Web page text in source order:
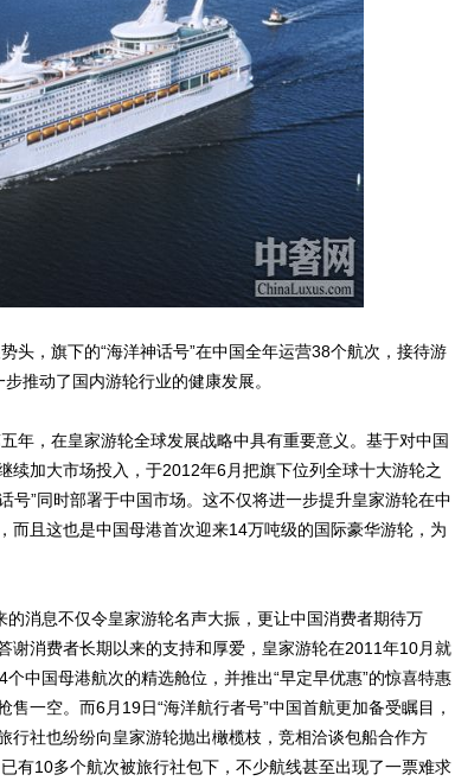
，旗下的“海洋神话号”在中国全年运营38个航次，接待游
推动了国内游轮行业的健康发展。
，在皇家游轮全球发展战略中具有重要意义。基于对中国
续加大市场投入，于2012年6月把旗下位列全球十大游轮之
号”同时部署于中国市场。这不仅将进一步提升皇家游轮在中
而且这也是中国母港首次迎来14万吨级的国际豪华游轮，为
消息不仅令皇家游轮名声大振，更让中国消费者期待万
谢消费者长期以来的支持和厚爱，皇家游轮在2011年10月就
中国母港航次的精选舱位，并推出“早定早优惠”的惊喜特惠
一空。而6月19日“海洋航行者号”中国首航更加备受瞩目，
行社也纷纷向皇家游轮抛出橄榄枝，竞相洽谈包船合作方
有10多个航次被旅行社包下，不少航线甚至出现了一票难求